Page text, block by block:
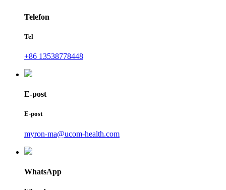
Telefon
Tel
+86 13538778448
E-post
E-post
myron-ma@ucom-health.com
WhatsApp